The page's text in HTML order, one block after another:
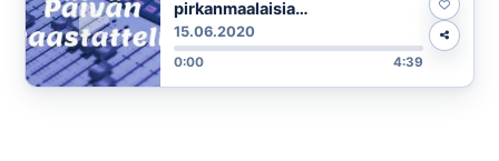
pirkanmaalaisia
matkustelemaan lähikohteisiin
15.06.2020
0:00 4:39